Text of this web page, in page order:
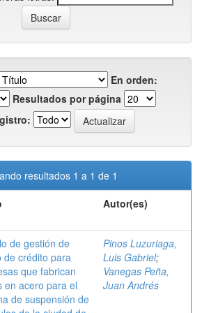
En orden:
Resultados por página
resultados 1 a 1 de 1
Autor(es)
de gestión de
de crédito para
que fabrican
en acero para el
de suspensión de
Pinos Luzuriaga,
Luis Gabriel;
Vanegas Peña,
Juan Andrés